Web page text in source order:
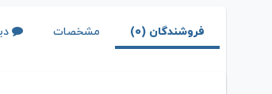
فروشندگان (0) مشخصات